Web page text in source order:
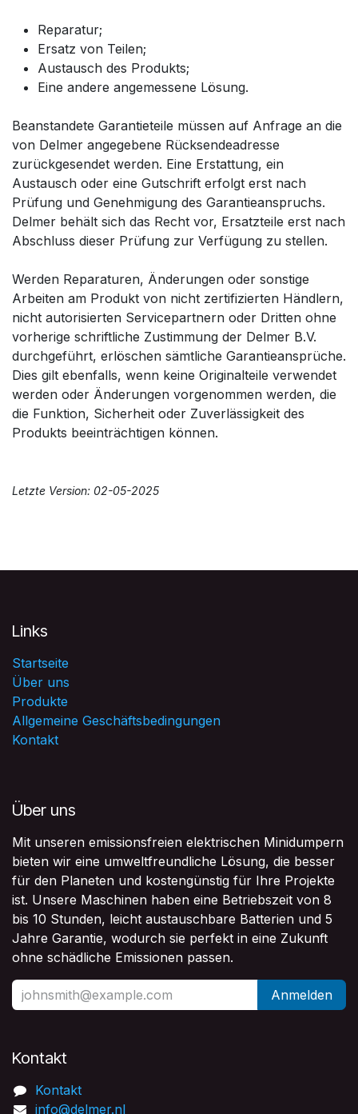
Reparatur;
Ersatz von Teilen;
Austausch des Produkts;
Eine andere angemessene Lösung.
Beanstandete Garantieteile müssen auf Anfrage an die
von Delmer angegebene Rücksendeadresse
zurückgesendet werden. Eine Erstattung, ein
Austausch oder eine Gutschrift erfolgt erst nach
Prüfung und Genehmigung des Garantieanspruchs.
Delmer behält sich das Recht vor, Ersatzteile erst nach
Abschluss dieser Prüfung zur Verfügung zu stellen.
Werden Reparaturen, Änderungen oder sonstige
Arbeiten am Produkt von nicht zertifizierten Händlern,
nicht autorisierten Servicepartnern oder Dritten ohne
vorherige schriftliche Zustimmung der Delmer B.V.
durchgeführt, erlöschen sämtliche Garantieansprüche.
Dies gilt ebenfalls, wenn keine Originalteile verwendet
werden oder Änderungen vorgenommen werden, die
die Funktion, Sicherheit oder Zuverlässigkeit des
Produkts beeinträchtigen können.
Letzte Version: 02-05-2025
Links
Startseite
Über uns
Produkte
Allgemeine Geschäftsbedingungen
Kontakt
Über uns
Mit unseren emissionsfreien elektrischen Minidumpern
bieten wir eine umweltfreundliche Lösung, die besser
für den Planeten und kostengünstig für Ihre Projekte
ist. Unsere Maschinen haben eine Betriebszeit von 8
bis 10 Stunden, leicht austauschbare Batterien und 5
Jahre Garantie, wodurch sie perfekt in eine Zukunft
ohne schädliche Emissionen passen.
Anmelden
Kontakt​
Kontakt
info@delmer.nl